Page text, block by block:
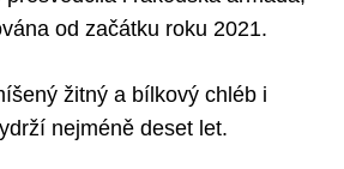
od začátku roku 2021.
žitný a bílkový chléb i
nejméně deset let.